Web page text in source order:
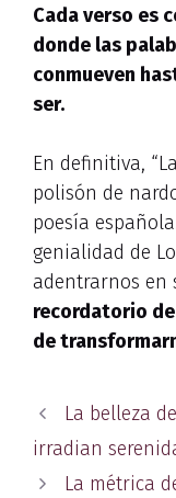
Cada verso es
donde las
conmueven
ser.
En definitiva,
polisón de
poesía
genialidad de
adentrarnos en
recordatorio
de
La belleza
irradian
La métrica